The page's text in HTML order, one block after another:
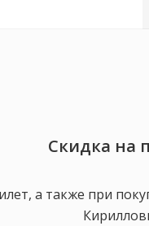
Скидка на
а также при